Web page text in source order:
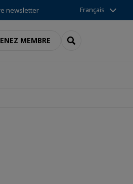
newsletter Français
MEMBRE RECHERCHER